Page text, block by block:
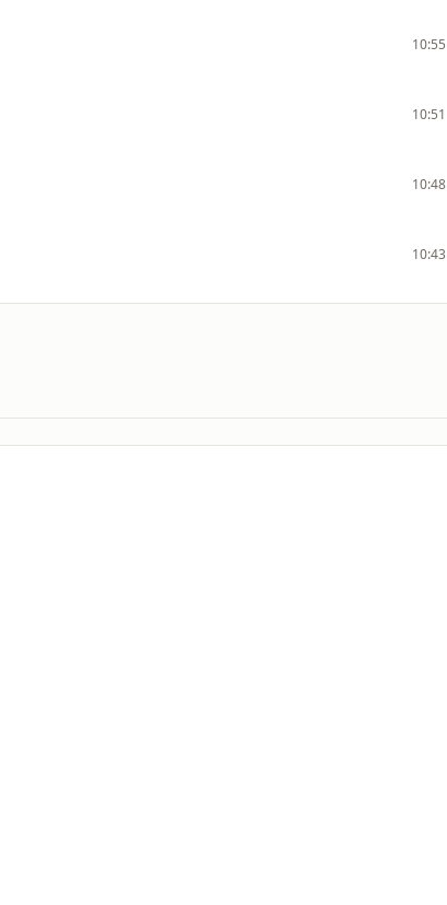
10:55
10:51
10:48
10:43